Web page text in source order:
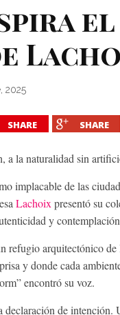
el
2025
SHARE SHARE
a la naturalidad sin
implacable de las
Lachoix presentó su
y
refugio arquitectónico de
y donde cada
encontró su voz.
declaración de intención.